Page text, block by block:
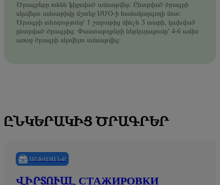
Ծրագրերը ունեն ֆիքսված ամսաթվեր: Ընտրված ծրագրի
սկսվելու ամսաթիվը ճշտեք ՍՄՕ-ի համակարգողի մոտ:
Ծրագրի տևողությունը՝ 1 շաբաթից մինչև 3 տարի, կախված
ընտրված ծրագրից: Փաստաթղթերի ներկայացումը՝ 4-6 ամիս
առաջ ծրագրի սկսվելու ամսաթվից:
ԸՆԿԵՐԱԿԻՑ ԾՐԱԳՐԵՐ
ԱՇԽԱՏԱՆՔ
ՎԻՐՏՈՒԱԼ СТАЖИРОВКИ